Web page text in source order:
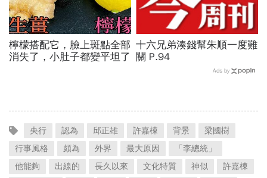
檸檬搭配它，臉上斑點全部
消失了，小肚子都變平坦了
十六兄弟湊錢幫朱順一度難
關 P.94
Ads by
央行 認為 邱正雄 許嘉棟 背景
梁國樹
行事風格
頗為 外界 最大原因
「李總統」
他能夠
出線的 長久以來 文化特質 神似
許嘉棟